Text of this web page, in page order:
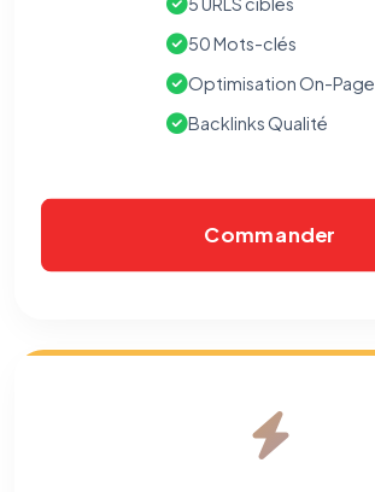
50 Mots-clés
Optimisation On-Page
Backlinks Qualité
Commander